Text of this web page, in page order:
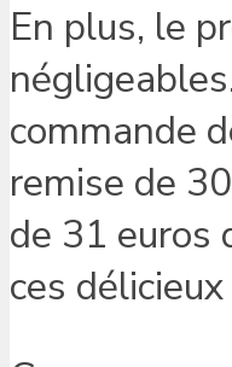
En plus, le
commande
remise de
de 31 euros
ces